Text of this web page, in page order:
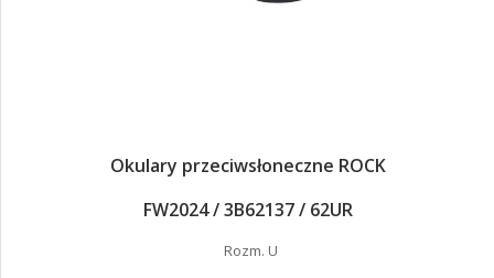
Okulary przeciwsłoneczne ROCK
FW2024 / 3B62137 / 62UR
Rozm. U